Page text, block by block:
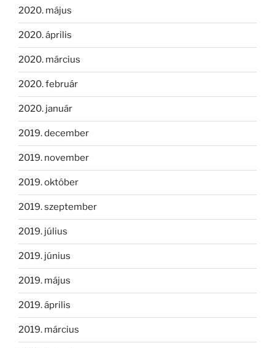
2020. május
2020. április
2020. március
2020. február
2020. január
2019. december
2019. november
2019. október
2019. szeptember
2019. július
2019. június
2019. május
2019. április
2019. március